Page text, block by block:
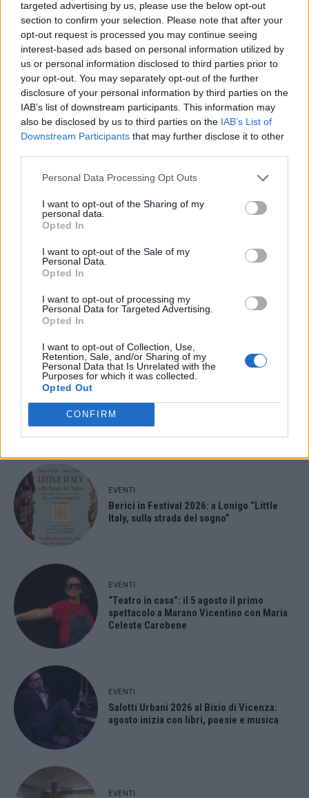
targeted advertising by us, please use the below opt-out
section to confirm your selection. Please note that after your
opt-out request is processed you may continue seeing
interest-based ads based on personal information utilized by
us or personal information disclosed to third parties prior to
your opt-out. You may separately opt-out of the further
disclosure of your personal information by third parties on the
IAB’s list of downstream participants. This information may
also be disclosed by us to third parties on the IAB’s List of
Downstream Participants that may further disclose it to other
Personal Data Processing Opt Outs
I want to opt-out of the Sharing of my
personal data.
Opted In
I want to opt-out of the Sale of my
Personal Data.
Opted In
I want to opt-out of processing my
Personal Data for Targeted Advertising.
Opted In
I want to opt-out of Collection, Use,
Retention, Sale, and/or Sharing of my
Personal Data that Is Unrelated with the
Purposes for which it was collected.
Opted Out
CONFIRM
Facebook Twitter
ARTICOLO PRECEDENTE
Cultura veneta nel mondo,
associazione istituisce il premio
Ambra Beggiato
ARTICOLO SUCCESSIVO
Notturni dell’Orchestra del Teatro
Olimpico di Vicenza: si riparte
con sei concerti
9,253
Fans
3,533 2,652
Iscritti
- Advertisement -
- Advertisement -
ULTIMI ARTICOLI
EVENTI
Berici in Festival 2026: a Lonigo “Little
Italy, sulla strada del sogno”
EVENTI
“Teatro in casa”: il 5 agosto il primo
spettacolo a Marano Vicentino con Maria
Celeste Carobene
EVENTI
Salotti Urbani 2026 al Bixio di Vicenza:
agosto inizia con libri, poesie e musica
EVENTI